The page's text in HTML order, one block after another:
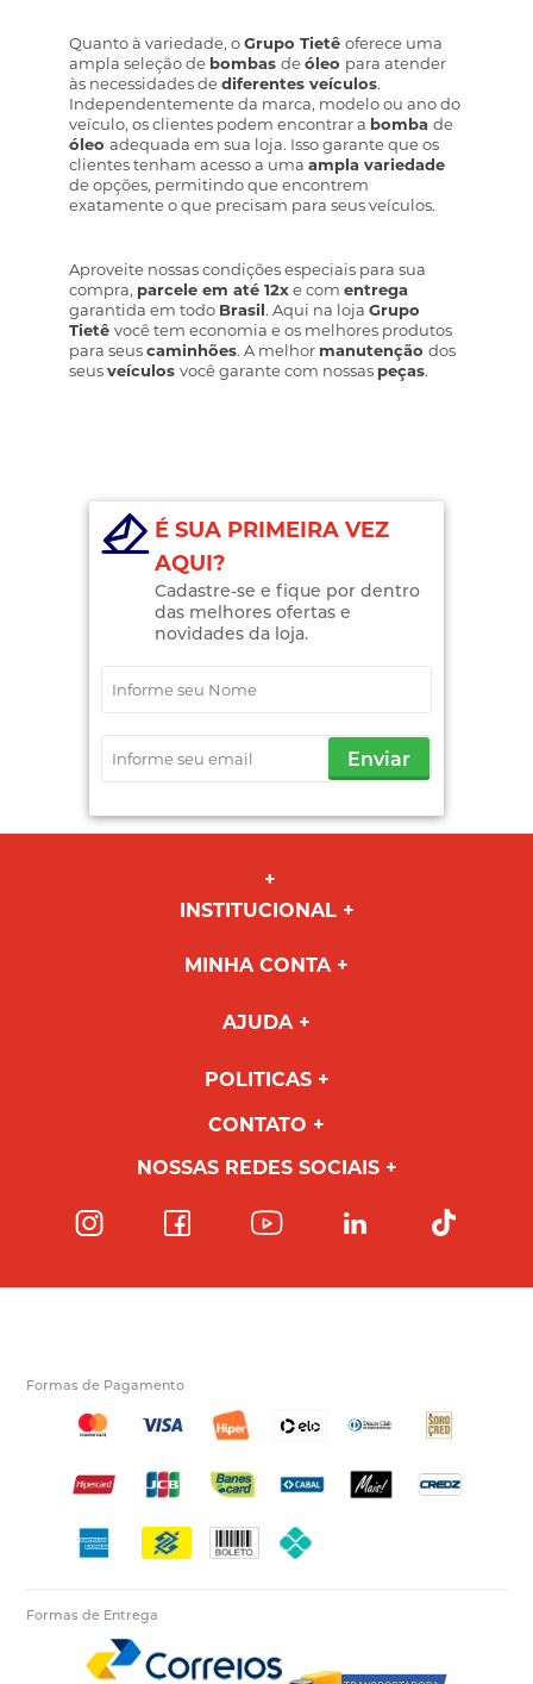
Quanto à variedade, oGrupo Tietêoferece uma
ampla seleção de bombasdeóleo para atender
às necessidades dediferentes veículos.
Independentemente da marca, modelo ou ano do
veículo, os clientes podem encontrar a bombade
óleoadequada em sua loja. Isso garante que os
clientes tenham acesso a umaampla variedade
de opções, permitindo que encontrem
exatamente o que precisam para seus veículos.
Aproveite nossas condições especiais para sua
compra, parcele em até 12xe comentrega
garantida em todo Brasil. Aqui na lojaGrupo
Tietêvocê tem economia e os melhores produtos
para seuscaminhões. A melhor manutençãodos
seusveículosvocê garante com nossas peças.
É SUA PRIMEIRA VEZ
AQUI?
Cadastre-se e fique por dentro
das melhores ofertas e
novidades da loja.
Enviar
INSTITUCIONAL
MINHA CONTA
AJUDA
POLITICAS
CONTATO
NOSSAS REDES SOCIAIS
Formas de Pagamento
Formas de Entrega